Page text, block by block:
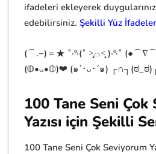
ifadeleri ekleyerek
edebilirsiniz. Şekilli Yüz
(⌒.−)＝★ ˚‧º·(˚ ˃̣̣̥⌓˂̣̣̥ )‧º·˚
(◍•ᴗ•◍)❤ (๑`･ᴗ･´๑)
100 Tane Seni Çok
Yazısı için Şekilli
100 Tane Seni Çok Seviyorum